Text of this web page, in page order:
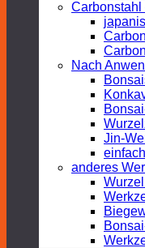
Carbonstahl
Nach
Jin-
anderes